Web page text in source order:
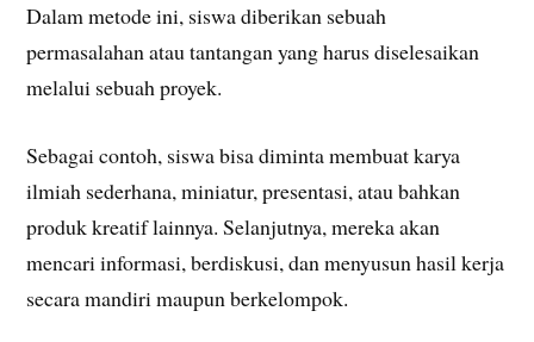
Dalam metode ini, siswa diberikan sebuah
permasalahan atau tantangan yang harus diselesaikan
melalui sebuah proyek.
Sebagai contoh, siswa bisa diminta membuat karya
ilmiah sederhana, miniatur, presentasi, atau bahkan
produk kreatif lainnya. Selanjutnya, mereka akan
mencari informasi, berdiskusi, dan menyusun hasil kerja
secara mandiri maupun berkelompok.